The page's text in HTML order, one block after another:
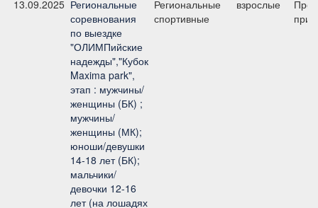
13.09.2025 Региональные
соревнования
по выездке
"ОЛИМПийские
надежды","Кубок
Maxima park",
этап : мужчины/
женщины (БК) ;
мужчины/
женщины (МК);
юноши/девушки
14-18 лет (БК);
мальчики/
девочки 12-16
лет (на лошадях
Региональные
спортивные
взрослые